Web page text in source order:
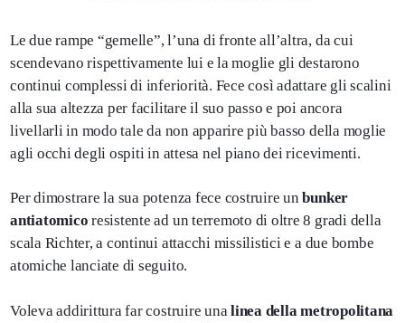
Le due rampe “gemelle”, l’una di fronte all’altra, da cui
scendevano rispettivamente lui e la moglie gli destarono
continui complessi di inferiorità. Fece così adattare gli scalini
alla sua altezza per facilitare il suo passo e poi ancora
livellarli in modo tale da non apparire più basso della moglie
agli occhi degli ospiti in attesa nel piano dei ricevimenti.
Per dimostrare la sua potenza fece costruire unbunker
antiatomico resistente ad un terremoto di oltre 8 gradi della
scala Richter, a continui attacchi missilistici e a due bombe
atomiche lanciate di seguito.
Voleva addirittura far costruire unalinea della metropolitana